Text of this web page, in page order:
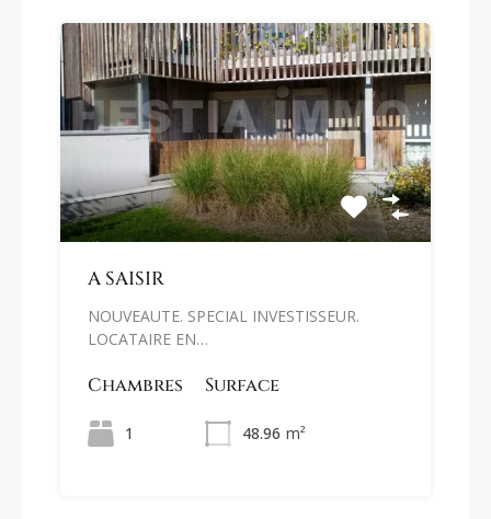
A SAISIR
NOUVEAUTE. SPECIAL INVESTISSEUR.
LOCATAIRE EN…
Chambres
1
Surface
48.96 m²